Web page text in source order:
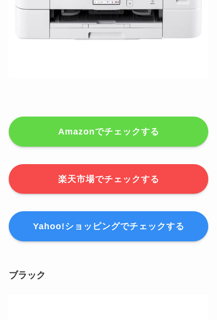
Amazonでチェックする
楽天市場でチェックする
Yahoo!ショッピングでチェックする
ブラック